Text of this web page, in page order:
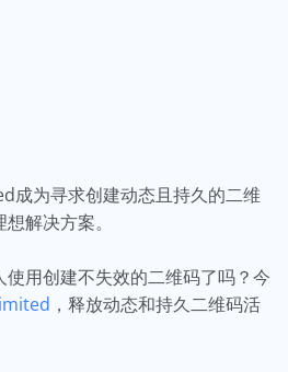
成为寻求创建动态且持久的二维
解决方案。
用创建不失效的二维码了吗？今
，释放动态和持久二维码活